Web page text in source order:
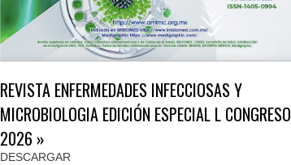
REVISTA ENFERMEDADES INFECCIOSAS Y
MICROBIOLOGIA EDICIÓN ESPECIAL L CONGRESO
2026 »
DESCARGAR